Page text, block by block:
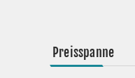
Preisspanne